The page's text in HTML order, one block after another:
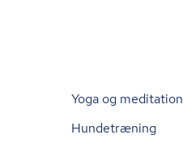
Yoga og meditation
Hundetræning